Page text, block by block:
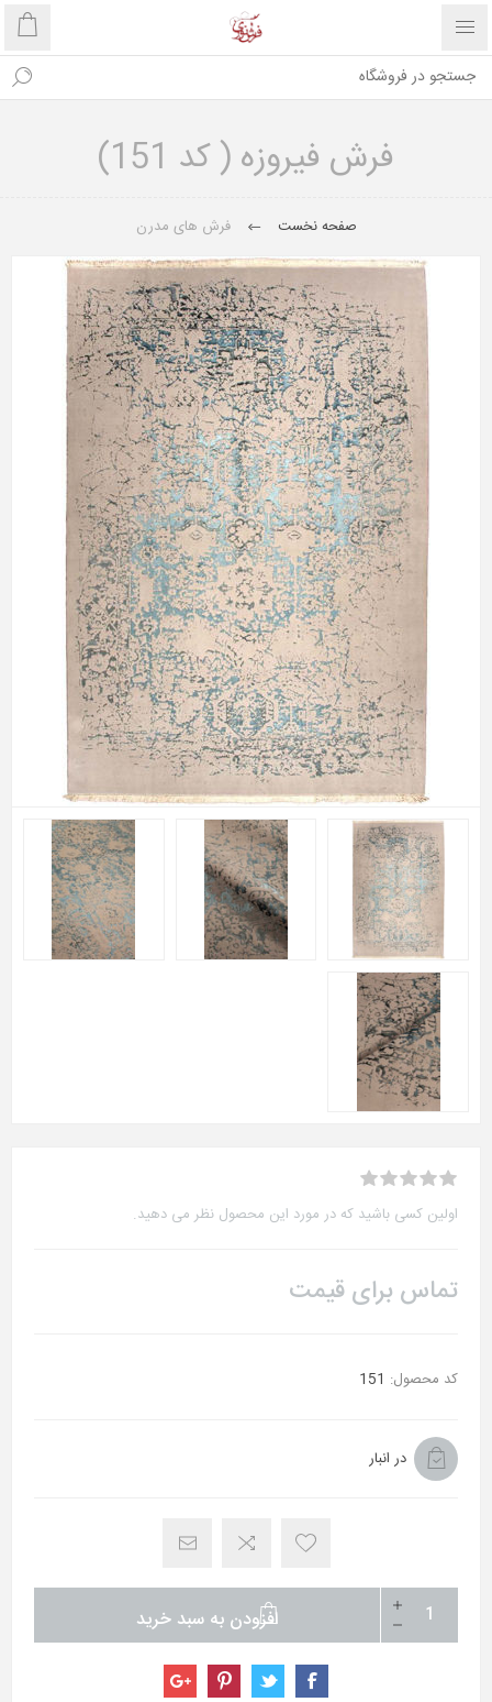
فرش فیروزه ( کد 151)
صفحه نخست فرش های مدرن
اولین کسی باشید که در مورد این محصول نظر می دهید.
تماس برای قیمت
کد محصول: 151
در انبار
افزودن به سبد خرید